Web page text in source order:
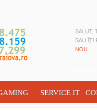
SALUT,
SAU ÎȚI
NOU
SERVICE IT